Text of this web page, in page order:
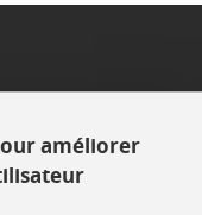
améliorer